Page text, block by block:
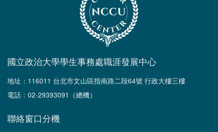
國立政治大學學生事務處職涯發展中心
地址：116011 台北市文山區指南路二段64號 行政大樓三樓
電話：02-29393091（總機）
聯絡窗口分機